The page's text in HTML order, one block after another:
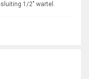
1/2" wartel.